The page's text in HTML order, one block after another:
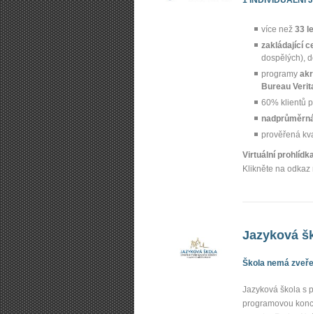
více než 33
zakládající
dospělých),
programy
Bureau
60% klientů
prověřená
Virtuální
Klikněte na
Jazyková
Škola nemá
Jazyková škola s
programovou